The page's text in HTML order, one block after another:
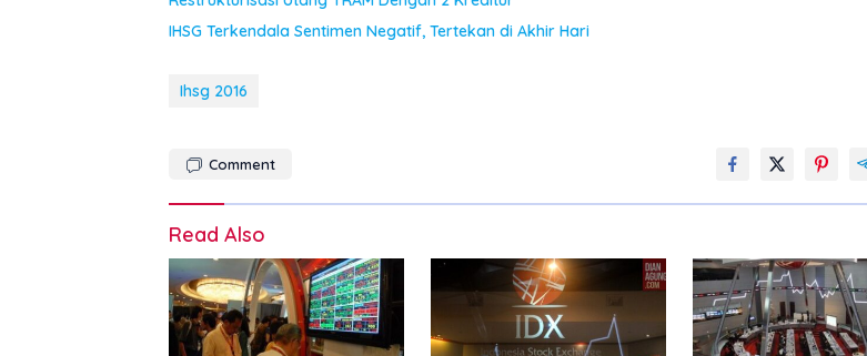
IHSG Terkendala Sentimen Negatif, Tertekan di Akhir Hari
Ihsg 2016
Comment
Read Also